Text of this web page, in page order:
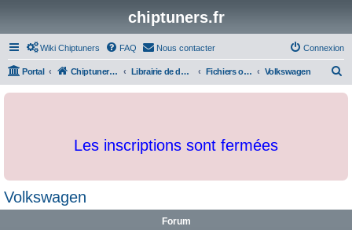
chiptuners.fr
Wiki Chiptuners FAQ Nous contacter Connexion
Portal Chiptuners.fr Librairie de documents et originaux Fichiers originaux Volkswagen
c
Les inscriptions sont fermées
Volkswagen
Forum